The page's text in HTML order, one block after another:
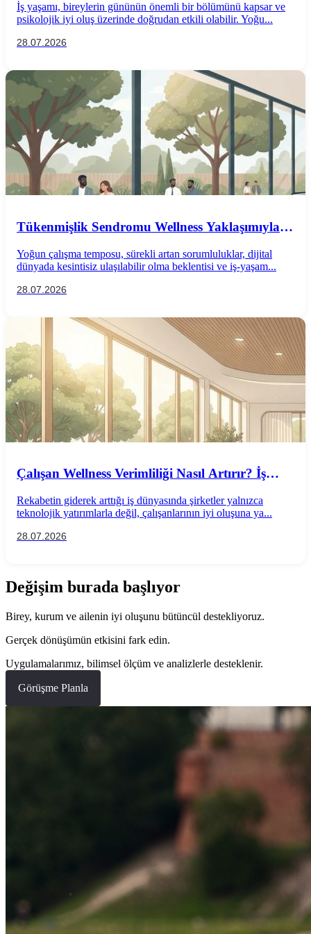
İş yaşamı, bireylerin gününün önemli bir bölümünü kapsar ve
psikolojik iyi oluş üzerinde doğrudan etkili olabilir. Yoğu...
28.07.2026
Tükenmişlik Sendromu Wellness Yaklaşımıyla
Yoğun çalışma temposu, sürekli artan sorumluluklar, dijital
dünyada kesintisiz ulaşılabilir olma beklentisi ve iş-yaşam...
28.07.2026
Çalışan Wellness Verimliliği Nasıl Artırır? İş
Uygulamaları
Rekabetin giderek arttığı iş dünyasında şirketler yalnızca
teknolojik yatırımlarla değil, çalışanlarının iyi oluşuna ya...
28.07.2026
Değişim burada başlıyor
Birey, kurum ve ailenin iyi oluşunu bütüncül destekliyoruz.
Gerçek dönüşümün etkisini fark edin.
Uygulamalarımız, bilimsel ölçüm ve analizlerle desteklenir.
Görüşme Planla